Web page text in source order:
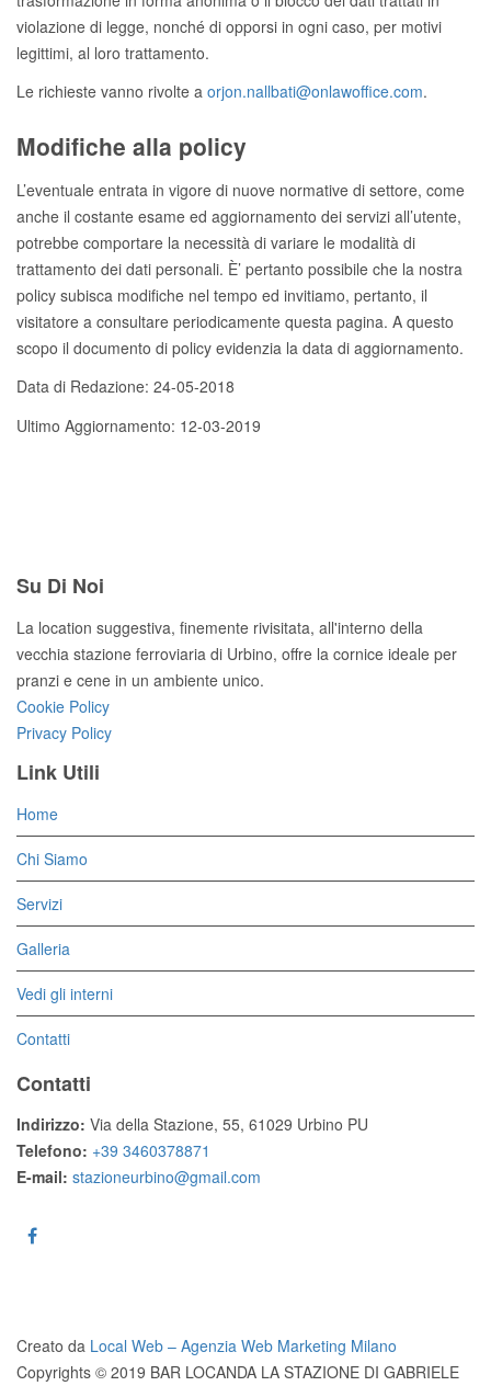
violazione di legge, nonché di opporsi in ogni caso, per motivi
legittimi, al loro trattamento.
Le richieste vanno rivolte a orjon.nallbati@onlawoffice.com.
Modifiche alla policy
L’eventuale entrata in vigore di nuove normative di settore, come
anche il costante esame ed aggiornamento dei servizi all’utente,
potrebbe comportare la necessità di variare le modalità di
trattamento dei dati personali. È’ pertanto possibile che la nostra
policy subisca modifiche nel tempo ed invitiamo, pertanto, il
visitatore a consultare periodicamente questa pagina. A questo
scopo il documento di policy evidenzia la data di aggiornamento.
Data di Redazione: 24-05-2018
Ultimo Aggiornamento: 12-03-2019
Su Di Noi
La location suggestiva, finemente rivisitata, all'interno della
vecchia stazione ferroviaria di Urbino, offre la cornice ideale per
pranzi e cene in un ambiente unico.
Cookie Policy
Privacy Policy
Link Utili
Home
Chi Siamo
Servizi
Galleria
Vedi gli interni
Contatti
Contatti
Indirizzo: Via della Stazione, 55, 61029 Urbino PU
Telefono: +39 3460378871
E-mail: stazioneurbino@gmail.com
Creato da Local Web – Agenzia Web Marketing Milano
Copyrights © 2019 BAR LOCANDA LA STAZIONE DI GABRIELE